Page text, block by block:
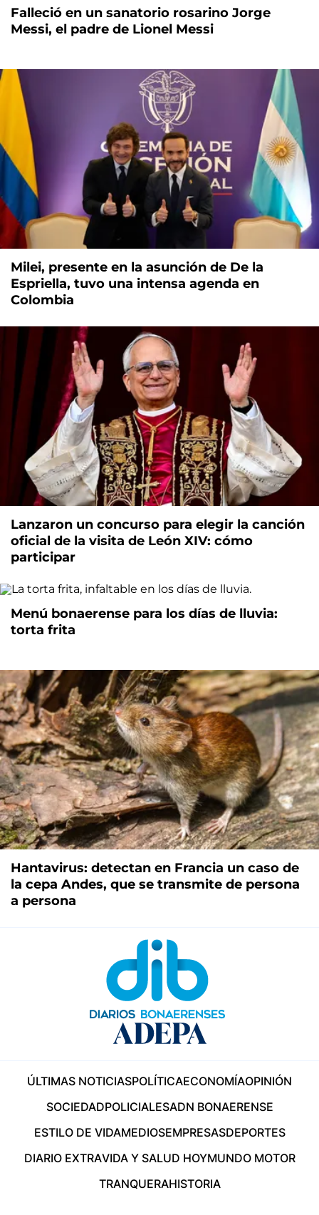
Falleció en un sanatorio rosarino Jorge
Messi, el padre de Lionel Messi
Milei, presente en la asunción de De la
Espriella, tuvo una intensa agenda en
Colombia
Lanzaron un concurso para elegir la canción
oficial de la visita de León XIV: cómo
participar
Menú bonaerense para los días de lluvia:
torta frita
Hantavirus: detectan en Francia un caso de
la cepa Andes, que se transmite de persona
a persona
ÚLTIMAS NOTICIASPOLÍTICAECONOMÍAOPINIÓN
SOCIEDADPOLICIALESADN BONAERENSE
ESTILO DE VIDAMEDIOSEMPRESASDEPORTES
DIARIO EXTRAVIDA Y SALUD HOYMUNDO MOTOR
TRANQUERAHISTORIA